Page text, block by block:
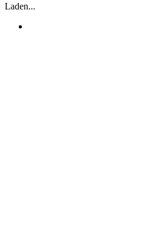
Laden...